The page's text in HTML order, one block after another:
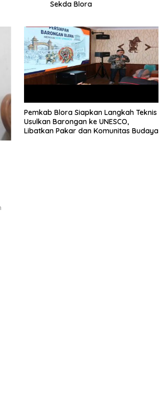
Sekda Blora
‎Pemkab Blora Siapkan Langkah Teknis
Usulkan Barongan ke UNESCO,
Libatkan Pakar dan Komunitas Budaya